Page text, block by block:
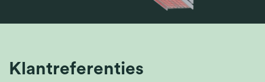
Klantreferenties